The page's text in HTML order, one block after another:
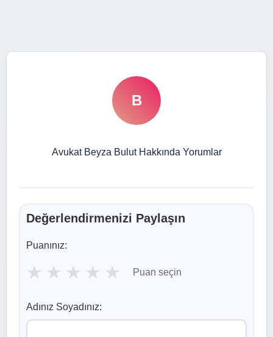
B
Avukat Beyza Bulut Hakkında Yorumlar
Değerlendirmenizi Paylaşın
Puanınız:
★ ★ ★ ★ ★ Puan seçin
Adınız Soyadınız: